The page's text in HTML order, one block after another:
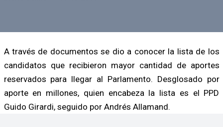
A través de documentos se dio a conocer la lista de los
candidatos que recibieron mayor cantidad de aportes
reservados para llegar al Parlamento. Desglosado por
aporte en millones, quien encabeza la lista es el PPD
Guido Girardi, seguido por Andrés Allamand.